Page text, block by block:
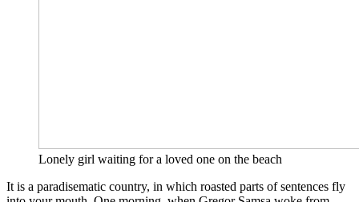
Lonely girl waiting for a loved one on the beach
It is a paradisematic country, in which roasted parts of sentences fly